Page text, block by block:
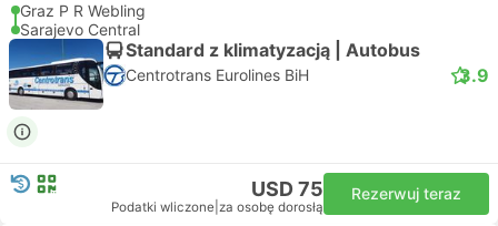
Graz P R Webling
Sarajevo Central
Standard z klimatyzacją | Autobus
Centrotrans Eurolines BiH 3.9
USD 75
Podatki wliczone za osobę dorosłą
Rezerwuj teraz